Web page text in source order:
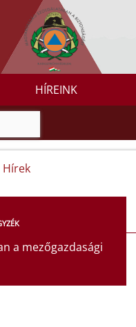
HÍREINK
Hírek
a mezőgazdasági